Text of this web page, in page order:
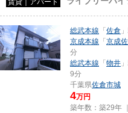
総武本線 「佐倉
京成本線 「京成
分
総武本線 「物井
9分
千葉県佐倉市城
4万円
築年数：築29年